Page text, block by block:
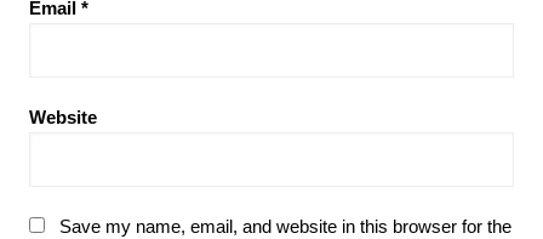
Email *
Website
Save my name, email, and website in this browser for the